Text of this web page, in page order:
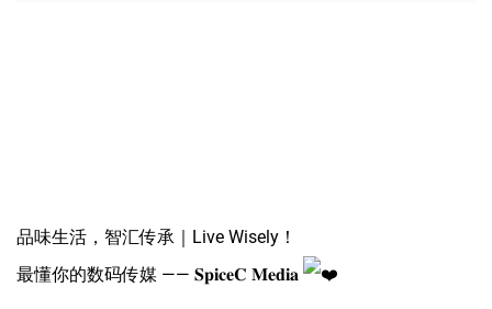
品味生活，智汇传承｜Live Wisely！
最懂你的数码传媒 —— 𝐒𝐩𝐢𝐜𝐞𝐂 𝐌𝐞𝐝𝐢𝐚